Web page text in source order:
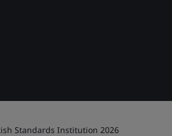
Standards Institution 2026